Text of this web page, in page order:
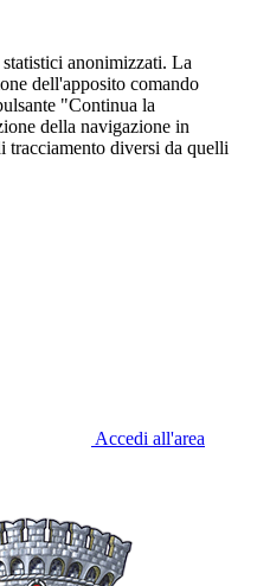
anonimizzati. La
dell'apposito comando
"Continua la
della navigazione in
tracciamento diversi da quelli
Accedi all'area